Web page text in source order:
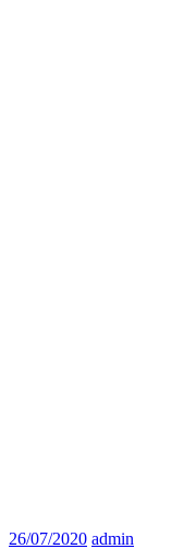
26/07/2020 admin